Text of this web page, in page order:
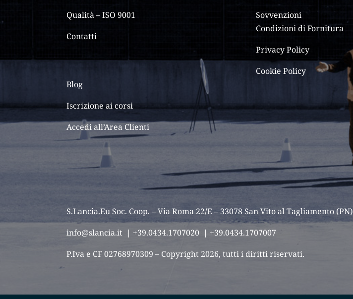
Qualità – ISO 9001
Contatti
Sovvenzioni
Condizioni di Fornitura
Privacy Policy
Cookie Policy
Blog
Iscrizione ai corsi
Accedi all’Area Clienti
S.Lancia.Eu Soc. Coop. – Via Roma 22/E – 33078 San Vito al Tagliamento (PN)
info@slancia.it | +39.0434.1707020 | +39.0434.1707007
P.Iva e CF 02768970309 – Copyright 2026, tutti i diritti riservati.